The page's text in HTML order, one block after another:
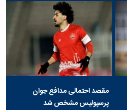
مقصد احتمالی مدافع جوان
پرسپولیس مشخص شد